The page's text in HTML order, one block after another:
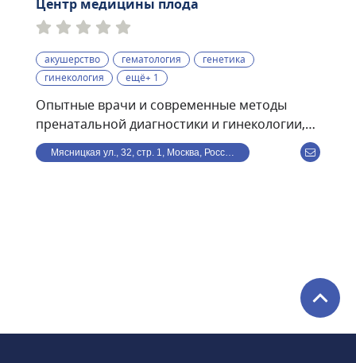
Центр медицины плода
акушерство гематология
генетика
гинекология
ещё+ 1
Опытные врачи и современные методы
пренатальной диагностики и гинекологии,
проводимые по международным
стандартам:• экспертные УЗИ скрининги I, II,
исследования• Доплерометрия• Нейросонография
плода• НИПТ (генетический пренатальный
пороков развития у плода• Ведение
Мясницкая ул., 32, стр. 1, Москва, Россия